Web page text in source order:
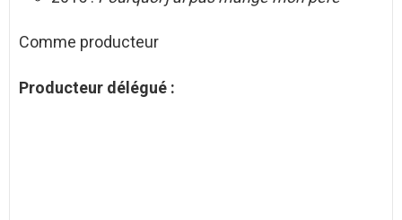
Comme producteur
Producteur délégué :